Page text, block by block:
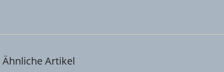
Ähnliche Artikel